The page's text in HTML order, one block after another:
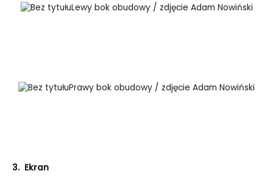
Lewy bok obudowy / zdjęcie Adam Nowiński
Prawy bok obudowy / zdjęcie Adam Nowiński
3. Ekran